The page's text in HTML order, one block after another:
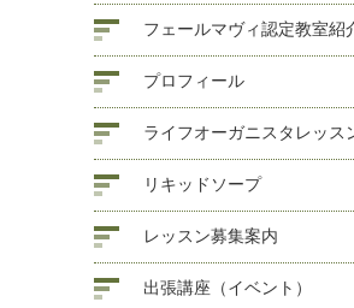
フェールマヴィ認定教室紹
プロフィール
ライフオーガニスタレッス
リキッドソープ
レッスン募集案内
出張講座（イベント）